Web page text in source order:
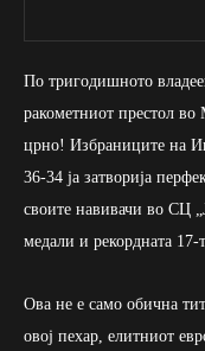
По тригодишното
ракометниот престол
црно! Избраниците на
36-34 ја затворија
своите навивачи во СЦ
медали и рекордната
Ова не е само обична
овој пехар, елитниот